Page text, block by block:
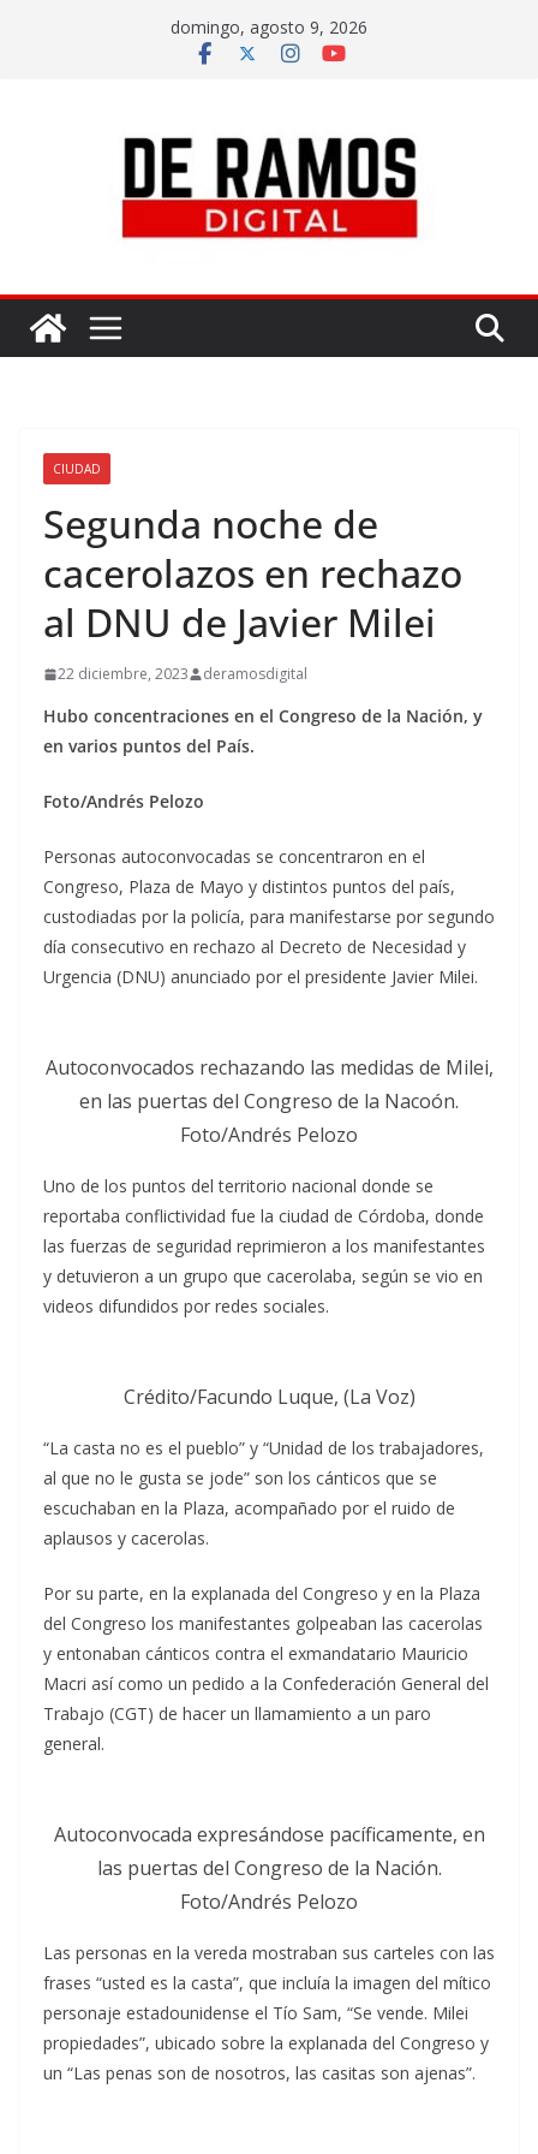
domingo, agosto 9, 2026
CIUDAD
Segunda noche de
cacerolazos en rechazo
al DNU de Javier Milei
22 diciembre, 2023 deramosdigital
Hubo concentraciones en el Congreso de la Nación, y
en varios puntos del País.
Foto/Andrés Pelozo
Personas autoconvocadas se concentraron en el
Congreso, Plaza de Mayo y distintos puntos del país,
custodiadas por la policía, para manifestarse por segundo
día consecutivo en rechazo al Decreto de Necesidad y
Urgencia (DNU) anunciado por el presidente Javier Milei.
Autoconvocados rechazando las medidas de Milei,
en las puertas del Congreso de la Nacoón.
Foto/Andrés Pelozo
Uno de los puntos del territorio nacional donde se
reportaba conflictividad fue la ciudad de Córdoba, donde
las fuerzas de seguridad reprimieron a los manifestantes
y detuvieron a un grupo que cacerolaba, según se vio en
videos difundidos por redes sociales.
Crédito/Facundo Luque, (La Voz)
“La casta no es el pueblo” y “Unidad de los trabajadores,
al que no le gusta se jode” son los cánticos que se
escuchaban en la Plaza, acompañado por el ruido de
aplausos y cacerolas.
Por su parte, en la explanada del Congreso y en la Plaza
del Congreso los manifestantes golpeaban las cacerolas
y entonaban cánticos contra el exmandatario Mauricio
Macri así como un pedido a la Confederación General del
Trabajo (CGT) de hacer un llamamiento a un paro
general.
Autoconvocada expresándose pacíficamente, en
las puertas del Congreso de la Nación.
Foto/Andrés Pelozo
Las personas en la vereda mostraban sus carteles con las
frases “usted es la casta”, que incluía la imagen del mítico
personaje estadounidense el Tío Sam, “Se vende. Milei
propiedades”, ubicado sobre la explanada del Congreso y
un “Las penas son de nosotros, las casitas son ajenas”.